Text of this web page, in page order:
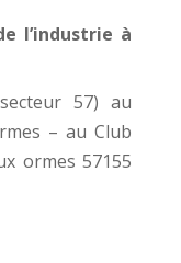
l’industrie à
57) au
– au Club
ormes 57155